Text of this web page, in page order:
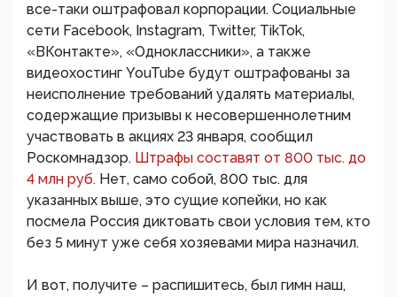
все-таки оштрафовал корпорации. Социальные
сети Facebook, Instagram, Twitter, TikTok,
«ВКонтакте», «Одноклассники», а также
видеохостинг YouTube будут оштрафованы за
неисполнение требований удалять материалы,
содержащие призывы к несовершеннолетним
участвовать в акциях 23 января, сообщил
Роскомнадзор. Штрафы составят от 800 тыс. до
4 млн руб. Нет, само собой, 800 тыс. для
указанных выше, это сущие копейки, но как
посмела Россия диктовать свои условия тем, кто
без 5 минут уже себя хозяевами мира назначил.
И вот, получите – распишитесь, был гимн наш,